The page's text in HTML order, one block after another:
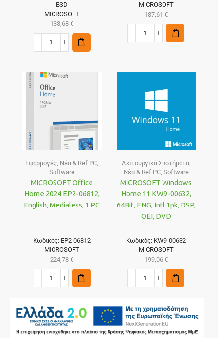
ESD
MICROSOFT
133,68€
MICROSOFT
187,61 €
Εφαρμογές, Νέα & Ref PC,
Software
MICROSOFT Office
Home 2024 EP2-06812,
English, Medialess, 1 PC
Κωδικός: EP2-06812
MICROSOFT
224,78€
Λειτουργικά Συστήματα,
Νέα & Ref PC, Software
MICROSOFT Windows
Home 11 KW9-00632,
64Bit, ENG, Intl 1pk, DSP,
OEI, DVD
Κωδικός: KW9-00632
MICROSOFT
199,06 €